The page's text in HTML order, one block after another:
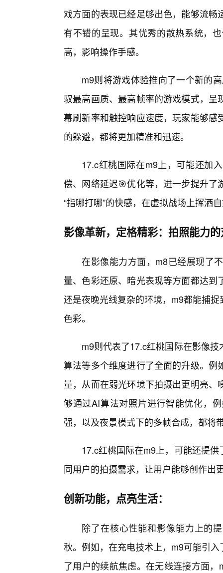
戏方面的表现已经足够出色，能够流
有不错的呈现。其优秀的散热系统，
高，影响操作手感。
m9则将游戏体验推向了一个新的
驭最高画质、最高帧率的游戏模式，
幕刷新率和触控响应速度，玩家能够
的躲避，都将更加精准和迅速。
17.c红桃国际在m9上，可能还加
偿、网络延迟🎯优化等，进一步提升
“指哪打哪”的快感，在虚拟战场上挥洒
影像革新，定格精彩：拍照能力
在影像能力方面，m8已经展现了
量、色彩还原、暗光表现等方面都达
还是夜晚光线复杂的环境，m9都能捕
色彩。
m9则代表了17.c红桃国际在影像
算法等多个维度进行了全面的升级。
量，从而在弱光环境下拍摄出更明亮
够通过AI算法对照片进行智能优化，
强，以及夜景模式下的多帧合成，都将
17.c红桃国际在m9上，可能还提
同用户的拍摄需求，让用户能够创作出
创新功能，点亮生活：
除了在核心性能和影像能力上的
秋。例如，在充电技术上，m9可能引
了用户的续航焦虑。在无线连接方面